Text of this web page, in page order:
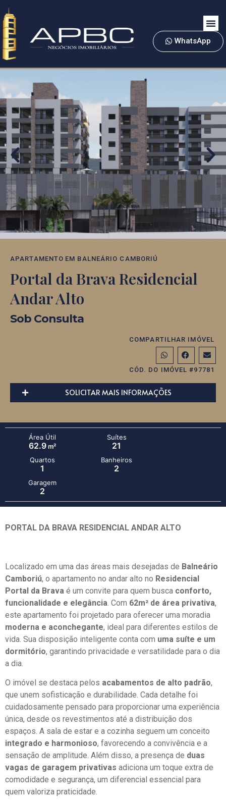
WhatsApp
APARTAMENTO EM BALNEÁRIO CAMBORIÚ
Portal da Brava Residencial
Andar Alto
Sob Consulta
COMPARTILHAR IMÓVEL
CÓD. DO IMÓVEL #97781
SOLICITAR MAIS INFORMAÇÕES
Área Útil
62.9m²
Suítes
21
Quartos
1
Banheiros
2
Garagem
2
PORTAL DA BRAVA RESIDENCIAL ANDAR ALTO
Localizado em uma das áreas mais desejadas de Balneário
Camboriú, o apartamento no andar alto no Residencial
Portal da Brava é um convite para quem busca conforto,
funcionalidade e elegância . Com 62m² de área privativa,
este apartamento foi projetado para oferecer uma moradia
moderna e aconchegante, ideal para diferentes estilos de
vida. Sua disposição inteligente conta com uma suíte e um
dormitório, garantindo privacidade e versatilidade para o dia
a dia.
O imóvel se destaca pelos acabamentos de alto padrão,
que unem sofisticação e durabilidade. Cada detalhe foi
cuidadosamente pensado para proporcionar uma experiência
única, desde os revestimentos até a distribuição dos
espaços. A sala de estar e a cozinha seguem um conceito
integrado e harmonioso, favorecendo a convivência e a
sensação de amplitude. Além disso, a presença de duas
vagas de garagem privativas adiciona um toque extra de
comodidade e segurança, um diferencial essencial para
quem valoriza praticidade.